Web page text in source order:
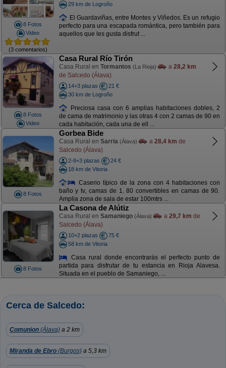
8 Fotos
Video
(3 comentarios)
29 km de Logroño
El Guardaviñas, entre Montes y Viñedos. Es un refugio
perfecto para una escapada romántica, pero también para
aquellos que les gusta disfrut ...
8 Fotos
Video
Casa Rural Río Tirón
Casa Rural en Tormantos (La Rioja) a 28,2 km
de Salcedo (Álava)
14+3 plazas
21 €
30 km de Logroño
Preciosa casa con 6 amplias habitaciones dobles, 2
de cama de matrimonio y las otras 4 con 2 camas de 90 en
cada habitación, cada una de ell ...
8 Fotos
Gorbea Bide
Casa Rural en Sarria (Álava) a 28,4 km de
Salcedo (Álava)
2-8+3 plazas
24 €
18 km de Vitoria
Caserio típico de la zona con 4 habitaciones con
baño y tv, camas de 1. 80 convertibles en camas de 90.
Amplia zona de sala de estar 100mtrs ...
8 Fotos
La Casona de Alútiz
Casa Rural en Samaniego (Álava) a 29,7 km de
Salcedo (Álava)
10+2 plazas
75 €
58 km de Vitoria
Casa rural donde encontrarás el perfecto punto de
partida para disfrutar de tu estancia en Rioja Alavesa.
Situada en el pueblo de Samaniego, ...
Cerca de Salcedo:
Comunion (Álava) a 2 km
Miranda de Ebro (Burgos) a 5,3 km